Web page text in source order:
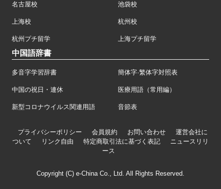
名古屋校 池袋校
上海校 杭州校
杭州プチ留学 上海プチ留学
中国語辞書
多音字学習辞書 簡体字·繁体字対照表
中国の祝日・連休 医療用語（常用編）
新型コロナウイルス関連用語 音節表
プライバシーポリシー 会員規約 お問い合わせ
運営会社に
ついて
リンク自由 特定商取引法に基づく表記
ニュースリリ
ース
Copyright (C) e-China Co., Ltd. All Rights Reserved.